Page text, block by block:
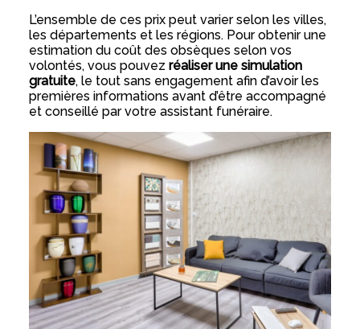
L’ensemble de ces prix peut varier selon les villes,
les départements et les régions. Pour obtenir une
estimation du coût des obsèques selon vos
volontés, vous pouvez réaliser une simulation
gratuite, le tout sans engagement afin d’avoir les
premières informations avant d’être accompagné
et conseillé par votre assistant funéraire.